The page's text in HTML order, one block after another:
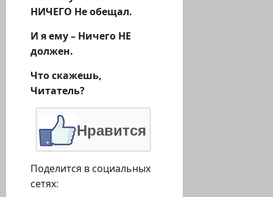
НИЧЕГО Не обещал.
И я ему – Ничего НЕ
должен.
Что скажешь,
Читатель?
Нравится
Поделится в социальных
сетях: